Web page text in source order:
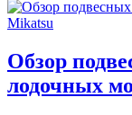
Обзор
лодочных